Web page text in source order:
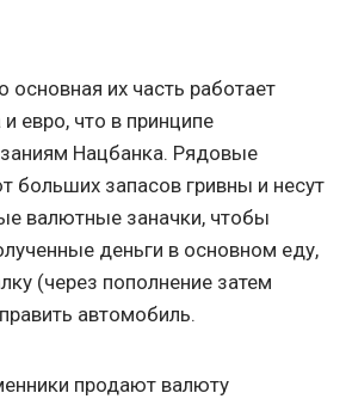
основная их часть работает
евро, что в принципе
Нацбанка. Рядовые
больших запасов гривны и несут
валютные заначки, чтобы
деньги в основном еду,
(через пополнение затем
автомобиль.
продают валюту